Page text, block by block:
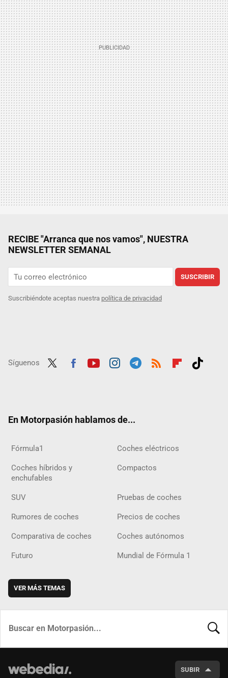
RECIBE "Arranca que nos vamos", NUESTRA
NEWSLETTER SEMANAL
SUSCRIBIR
Suscribiéndote aceptas nuestra política de privacidad
Síguenos
En Motorpasión hablamos de...
Fórmula1 Coches eléctricos
Coches híbridos y
enchufables
Compactos
SUV Pruebas de coches
Rumores de coches Precios de coches
Comparativa de coches Coches autónomos
Futuro Mundial de Fórmula 1
VER MÁS TEMAS
SUBIR